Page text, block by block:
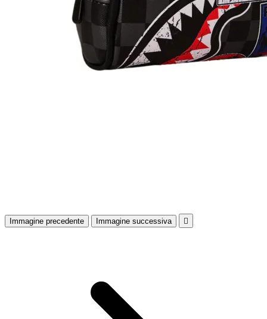
Immagine precedente Immagine successiva 